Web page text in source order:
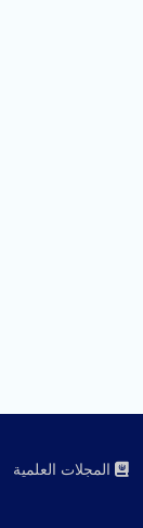
المجلات العلمية